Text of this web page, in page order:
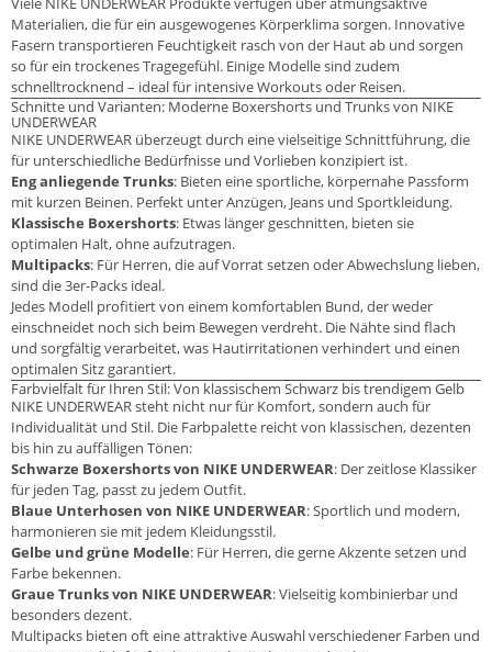
Materialien, die für ein ausgewogenes Körperklima sorgen. Innovative
Fasern transportieren Feuchtigkeit rasch von der Haut ab und sorgen
so für ein trockenes Tragegefühl. Einige Modelle sind zudem
schnelltrocknend – ideal für intensive Workouts oder Reisen.
Schnitte und Varianten: Moderne Boxershorts und Trunks von NIKE
UNDERWEAR
NIKE UNDERWEAR überzeugt durch eine vielseitige Schnittführung, die
für unterschiedliche Bedürfnisse und Vorlieben konzipiert ist.
Eng anliegende Trunks: Bieten eine sportliche, körpernahe Passform
mit kurzen Beinen. Perfekt unter Anzügen, Jeans und Sportkleidung.
Klassische Boxershorts: Etwas länger geschnitten, bieten sie
optimalen Halt, ohne aufzutragen.
Multipacks: Für Herren, die auf Vorrat setzen oder Abwechslung lieben,
sind die 3er-Packs ideal.
Jedes Modell profitiert von einem komfortablen Bund, der weder
einschneidet noch sich beim Bewegen verdreht. Die Nähte sind flach
und sorgfältig verarbeitet, was Hautirritationen verhindert und einen
optimalen Sitz garantiert.
Farbvielfalt für Ihren Stil: Von klassischem Schwarz bis trendigem Gelb
NIKE UNDERWEAR steht nicht nur für Komfort, sondern auch für
Individualität und Stil. Die Farbpalette reicht von klassischen, dezenten
bis hin zu auffälligen Tönen:
Schwarze Boxershorts von NIKE UNDERWEAR: Der zeitlose Klassiker
für jeden Tag, passt zu jedem Outfit.
Blaue Unterhosen von NIKE UNDERWEAR: Sportlich und modern,
harmonieren sie mit jedem Kleidungsstil.
Gelbe und grüne Modelle: Für Herren, die gerne Akzente setzen und
Farbe bekennen.
Graue Trunks von NIKE UNDERWEAR: Vielseitig kombinierbar und
besonders dezent.
Multipacks bieten oft eine attraktive Auswahl verschiedener Farben und